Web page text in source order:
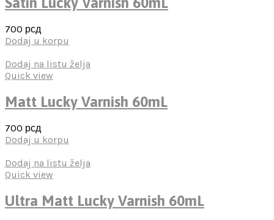
700 рсд
Dodaj u korpu
Dodaj na listu želja
Quick view
Matt Lucky Varnish 60mL
700 рсд
Dodaj u korpu
Dodaj na listu želja
Quick view
Ultra Matt Lucky Varnish 60mL